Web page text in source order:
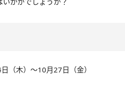
（木）～10月27日（金）